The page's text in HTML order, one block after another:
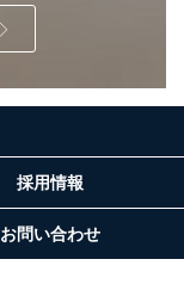
採用情報
お問い合わせ